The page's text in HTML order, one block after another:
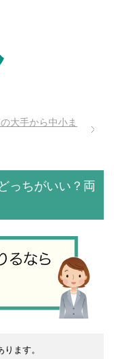
大手から中小ま
っちがいい？両
ます。